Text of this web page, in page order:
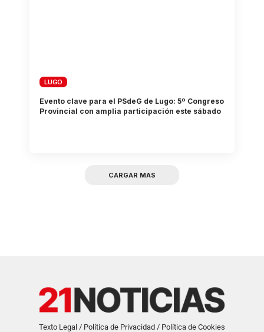
LUGO
Evento clave para el PSdeG de Lugo: 5º Congreso
Provincial con amplia participación este sábado
CARGAR MAS
Texto Legal / Política de Privacidad / Política de Cookies